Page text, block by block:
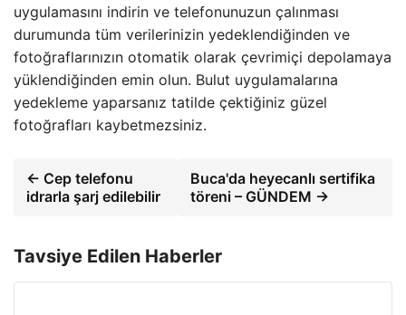
uygulamasını indirin ve telefonunuzun çalınması
durumunda tüm verilerinizin yedeklendiğinden ve
fotoğraflarınızın otomatik olarak çevrimiçi depolamaya
yüklendiğinden emin olun. Bulut uygulamalarına
yedekleme yaparsanız tatilde çektiğiniz güzel
fotoğrafları kaybetmezsiniz.
← Cep telefonu
idrarla şarj edilebilir
Buca'da heyecanlı sertifika
töreni – GÜNDEM →
Tavsiye Edilen Haberler